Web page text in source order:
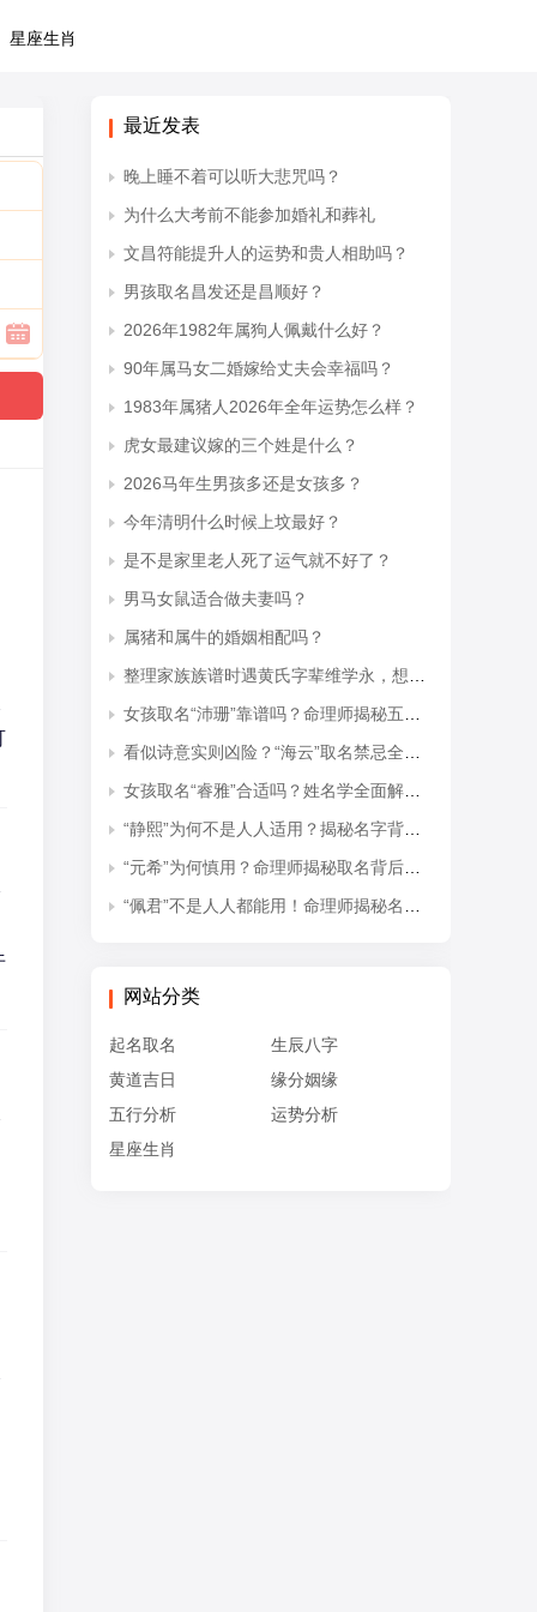
星座生肖
最近发表
晚上睡不着可以听大悲咒吗？
为什么大考前不能参加婚礼和葬礼
文昌符能提升人的运势和贵人相助吗？
男孩取名昌发还是昌顺好？
2026年1982年属狗人佩戴什么好？
90年属马女二婚嫁给丈夫会幸福吗？
1983年属猪人2026年全年运势怎么样？
虎女最建议嫁的三个姓是什么？
2026马年生男孩多还是女孩多？
今年清明什么时候上坟最好？
是不是家里老人死了运气就不好了？
男马女鼠适合做夫妻吗？
属猪和属牛的婚姻相配吗？
整理家族族谱时遇黄氏字辈维学永，想知道后续接续的是什么字辈？
女孩取名“沛珊”靠谱吗？命理师揭秘五行隐患与适配命格
看似诗意实则凶险？“海云”取名禁忌全解析
女孩取名“睿雅”合适吗？姓名学全面解读吉凶与禁忌
“静熙”为何不是人人适用？揭秘名字背后的五行失衡与命理隐患
“元希”为何慎用？命理师揭秘取名背后的五行忌讳
“佩君”不是人人都能用！命理师揭秘名字背后的五行杀局与取名禁忌
网站分类
起名取名
生辰八字
黄道吉日
缘分姻缘
五行分析
运势分析
星座生肖